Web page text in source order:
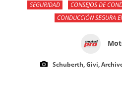
SEGURIDAD CONSEJOS DE
CONDUCCIÓN SEGURA
Schuberth, Givi,